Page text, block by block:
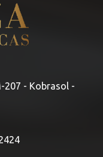
207 - Kobrasol -